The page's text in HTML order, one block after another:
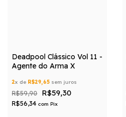
Deadpool Clássico Vol 11 -
Agente do Arma X
2x de R$29,65 sem juros
R$59,90 R$59,30
R$56,34 com Pix